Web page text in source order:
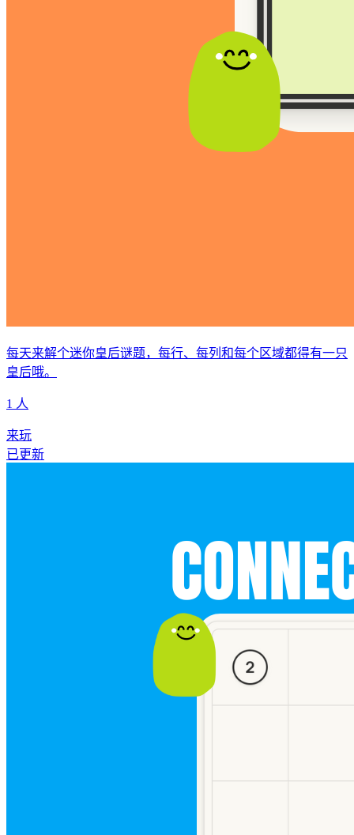
每天来解个迷你皇后谜题，每行、每列和每个区域都得有一只
皇后哦。
1 人
来玩
已更新